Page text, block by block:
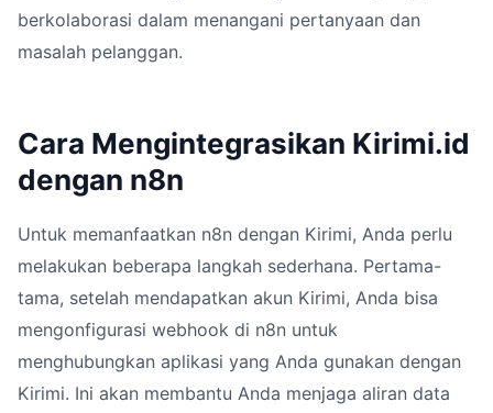
berkolaborasi dalam menangani pertanyaan dan
masalah pelanggan.
Cara Mengintegrasikan Kirimi.id
dengan n8n
Untuk memanfaatkan n8n dengan Kirimi, Anda perlu
melakukan beberapa langkah sederhana. Pertama-
tama, setelah mendapatkan akun Kirimi, Anda bisa
mengonfigurasi webhook di n8n untuk
menghubungkan aplikasi yang Anda gunakan dengan
Kirimi. Ini akan membantu Anda menjaga aliran data